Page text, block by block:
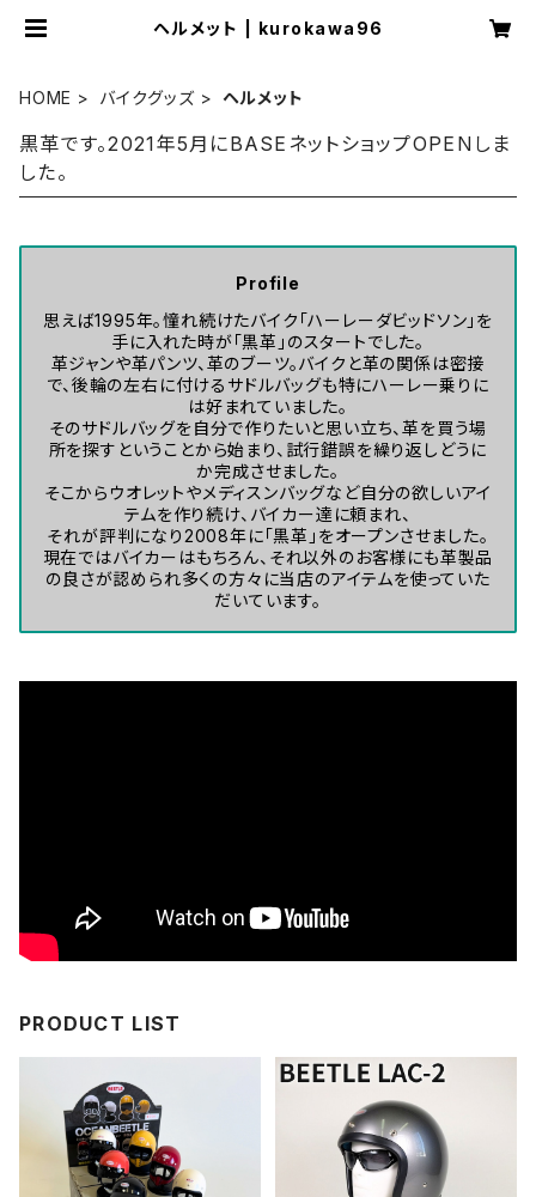
ヘルメット | kurokawa96
HOME バイクグッズ ヘルメット
黒革です。2021年5月にBASEネットショップOPENしま
した。
Profile
思えば1995年。憧れ続けたバイク「ハーレーダビッドソン」を
手に入れた時が「黒革」のスタートでした。
革ジャンや革パンツ、革のブーツ。バイクと革の関係は密接
で、後輪の左右に付けるサドルバッグも特にハーレー乗りに
は好まれていました。
そのサドルバッグを自分で作りたいと思い立ち、革を買う場
所を探すということから始まり、試行錯誤を繰り返しどうに
か完成させました。
そこからウオレットやメディスンバッグなど自分の欲しいアイ
テムを作り続け、バイカー達に頼まれ、
それが評判になり2008年に「黒革」をオープンさせました。
現在ではバイカーはもちろん、それ以外のお客様にも革製品
の良さが認められ多くの方々に当店のアイテムを使っていた
だいています。
PRODUCT LIST